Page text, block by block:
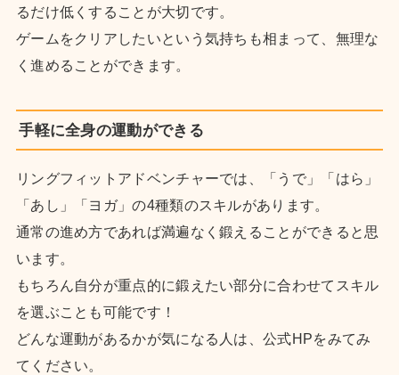
るだけ低くすることが大切です。
ゲームをクリアしたいという気持ちも相まって、無理な
く進めることができます。
手軽に全身の運動ができる
リングフィットアドベンチャーでは、「うで」「はら」
「あし」「ヨガ」の4種類のスキルがあります。
通常の進め方であれば満遍なく鍛えることができると思
います。
もちろん自分が重点的に鍛えたい部分に合わせてスキル
を選ぶことも可能です！
どんな運動があるかが気になる人は、公式HPをみてみ
てください。